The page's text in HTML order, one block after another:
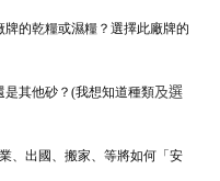
的乾糧或濕糧？ 選擇此廠牌的
其他砂？(我想知道種類及選
、出國、搬家、等將如何「安